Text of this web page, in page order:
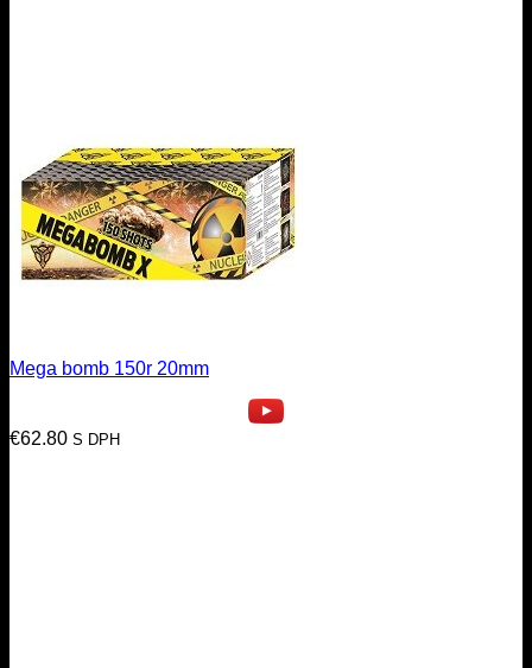
Mega bomb 150r 20mm
€62.80 S DPH